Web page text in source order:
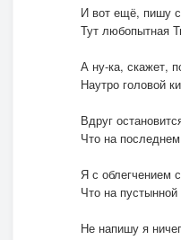
И вот ещё, пишу
Тут любопытная
А ну-ка, скажет,
Наутро головой
Вдруг
Что на
Я с облегчением
Что на
Не напишу я